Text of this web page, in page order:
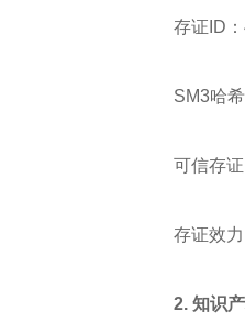
存证ID
SM3哈
可信存
存证效
2. 知识